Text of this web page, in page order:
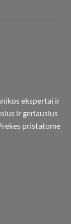
ekspertai ir
ir geriausius
pristatome